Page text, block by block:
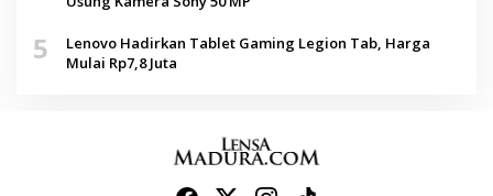
5
Lenovo Hadirkan Tablet Gaming Legion Tab, Harga
Mulai Rp7,8 Juta